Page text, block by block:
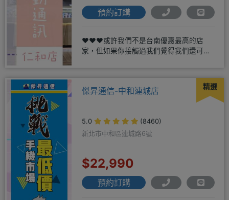
預約訂購
❤️❤️❤️或許我們不是台南優惠最高的店
家，但如果你接觸過我們覺得我們還可
精選
傑昇通信-中和連城店
5.0
(8460)
新北市中和區連城路6號
$22,990
預約訂購